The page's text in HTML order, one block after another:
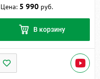
Цена: 5 990 руб.
В корзину